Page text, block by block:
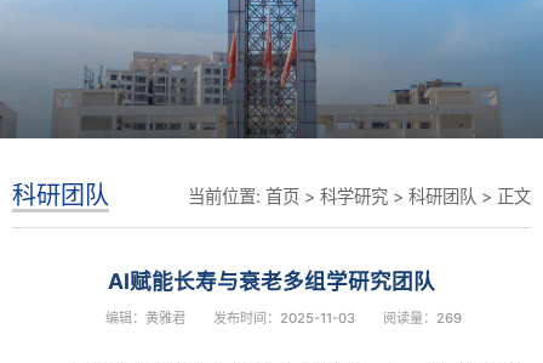
当前位置: 首页 > 科学研究 > 科研团队 > 正文
科研团队
AI赋能长寿与衰老多组学研究团队
编辑：黄雅君 发布时间：2025-11-03 阅读量： 269